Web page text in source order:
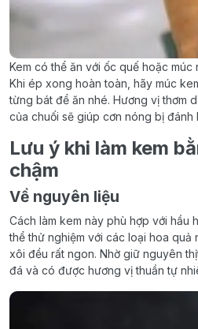
Kem có thể ăn với ốc quế hoặc
Khi ép xong hoàn toàn, hãy múc
từng bát để ăn nhé. Hương vị thơm
của chuối sẽ giúp cơn nóng bị đánh
Lưu ý khi làm kem
chậm
Về nguyên liệu
Cách làm kem này phù hợp với hầu
thể thử nghiệm với các loại hoa quả
xôi đều rất ngon. Nhờ giữ nguyên
đá và có được hương vị thuần tự